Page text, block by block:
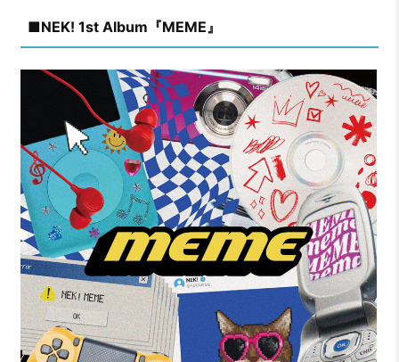
■NEK! 1st Album『MEME』